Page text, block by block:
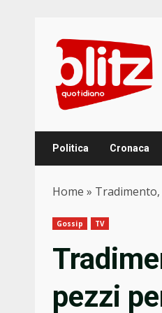
content
Politica Cronaca
Home »
Gossip TV
pezzi